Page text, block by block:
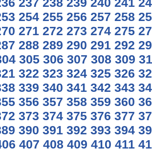
254 255 256 257 258
271 272 273 274 275
288 289 290 291 292
305 306 307 308 309
322 323 324 325 326
339 340 341 342 343
356 357 358 359 360
373 374 375 376 377
390 391 392 393 394
407 408 409 410 411